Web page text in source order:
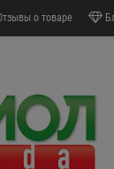
о товаре